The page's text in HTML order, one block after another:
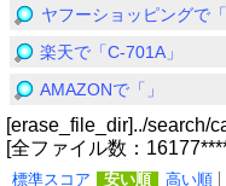
ヤフーショッピングで「
楽天で「C-701A」
AMAZONで「」
[erase_file_dir]../search/
[全ファイル数：
標準スコア 安い順 高い順